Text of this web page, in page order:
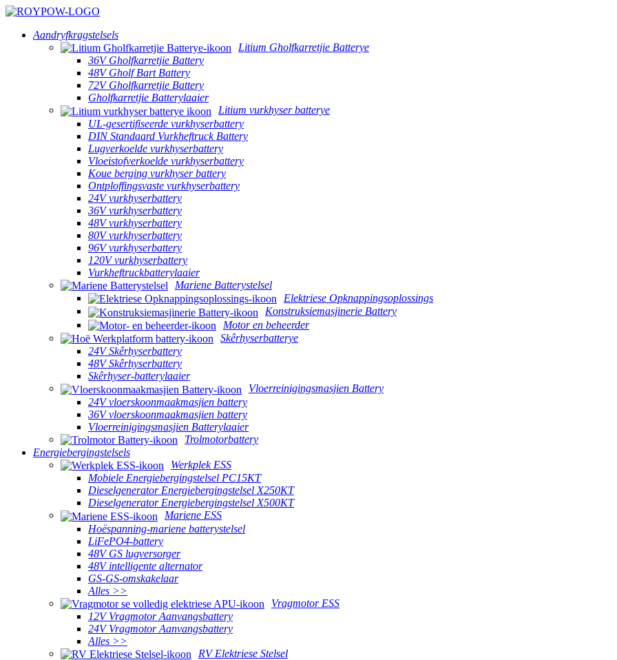
Aandryfkragstelsels
Litium Gholfkarretjie Batterye
36V Gholfkarretjie Battery
48V Gholf Bart Battery
72V Gholfkarretjie Battery
Gholfkarretjie Batterylaaier
Litium vurkhyser batterye
UL-gesertifiseerde vurkhyserbattery
DIN Standaard Vurkheftruck Battery
Lugverkoelde vurkhyserbattery
Vloeistofverkoelde vurkhyserbattery
Koue berging vurkhyser battery
Ontploffingsvaste vurkhyserbattery
24V vurkhyserbattery
36V vurkhyserbattery
48V vurkhyserbattery
80V vurkhyserbattery
96V vurkhyserbattery
120V vurkhyserbattery
Vurkheftruckbatterylaaier
Mariene Batterystelsel
Elektriese Opknappingsoplossings
Konstruksiemasjinerie Battery
Motor en beheerder
Skêrhyserbatterye
24V Skêrhyserbattery
48V Skêrhyserbattery
Skêrhyser-batterylaaier
Vloerreinigingsmasjien Battery
24V vloerskoonmaakmasjien battery
36V vloerskoonmaakmasjien battery
Vloerreinigingsmasjien Batterylaaier
Trolmotorbattery
Energiebergingstelsels
Werkplek ESS
Mobiele Energiebergingstelsel PC15KT
Dieselgenerator Energiebergingstelsel X250KT
Dieselgenerator Energiebergingstelsel X500KT
Mariene ESS
Hoëspanning-mariene batterystelsel
LiFePO4-battery
48V GS lugversorger
48V intelligente alternator
GS-GS-omskakelaar
Alles >>
Vragmotor ESS
12V Vragmotor Aanvangsbattery
24V Vragmotor Aanvangsbattery
Alles >>
RV Elektriese Stelsel